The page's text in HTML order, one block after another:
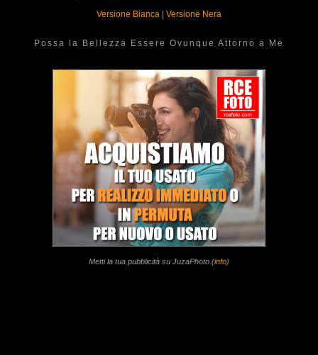
Versione Bianca | Versione Nera
Possa la Bellezza Essere Ovunque Attorno a Me
Metti la tua pubblicità su JuzaPhoto (info)